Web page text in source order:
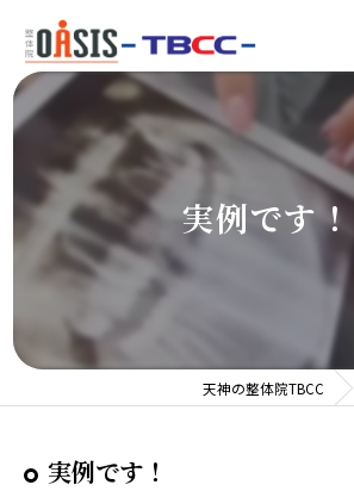
実例です！
天神の整体院TBCC
実例です！